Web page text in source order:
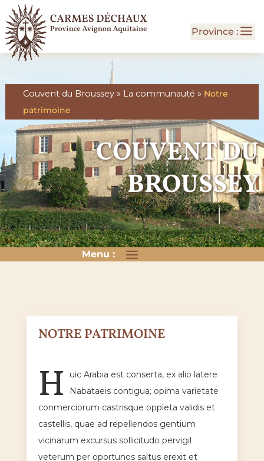
Couvent du Broussey » La communauté » Notre
patrimoine
COUVENT DU
BROUSSEY
NOTRE PATRIMOINE
H
uic Arabia est conserta, ex alio latere
Nabataeis contigua; opima varietate
conmerciorum castrisque oppleta validis et
castellis, quae ad repellendos gentium
vicinarum excursus sollicitudo pervigil
veterum per oportunos saltus erexit et